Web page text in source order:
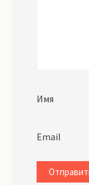
Имя
Email